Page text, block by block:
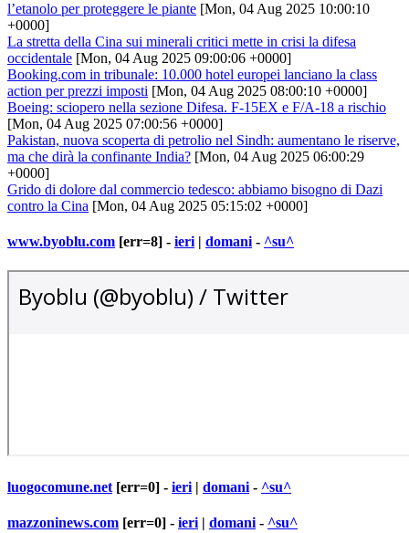
l’etanolo per proteggere le piante [Mon, 04 Aug 2025 10:00:10
+0000]
La stretta della Cina sui minerali critici mette in crisi la difesa
occidentale [Mon, 04 Aug 2025 09:00:06 +0000]
Booking.com in tribunale: 10.000 hotel europei lanciano la class
action per prezzi imposti [Mon, 04 Aug 2025 08:00:10 +0000]
Boeing: sciopero nella sezione Difesa. F-15EX e F/A-18 a rischio
[Mon, 04 Aug 2025 07:00:56 +0000]
Pakistan, nuova scoperta di petrolio nel Sindh: aumentano le riserve,
ma che dirà la confinante India? [Mon, 04 Aug 2025 06:00:29
+0000]
Grido di dolore dal commercio tedesco: abbiamo bisogno di Dazi
contro la Cina [Mon, 04 Aug 2025 05:15:02 +0000]
www.byoblu.com [err=8] - ieri | domani - ^su^
luogocomune.net [err=0] - ieri | domani - ^su^
mazzoninews.com [err=0] - ieri | domani - ^su^